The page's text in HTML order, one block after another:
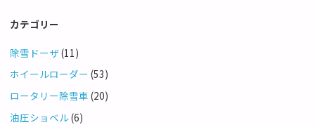
カテゴリー
除雪ドーザ(11)
ホイールローダー (53)
ロータリー除雪車 (20)
油圧ショベル(6)